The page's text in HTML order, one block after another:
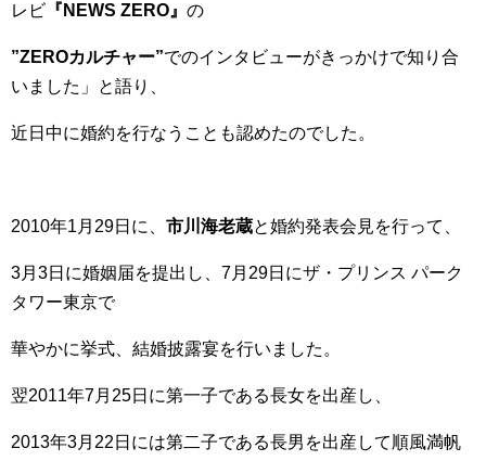
レビ 『NEWS ZERO』 の
”ZEROカルチャー”でのインタビューがきっかけで知り合
いました」と語り、
近日中に婚約を行なうことも認めたのでした。
2010年1月29日に、 市川海老蔵と婚約発表会見を行って、
3月3日に婚姻届を提出し、7月29日にザ・プリンス パーク
タワー東京で
華やかに挙式、結婚披露宴を行いました。
翌2011年7月25日に第一子である長女を出産し、
2013年3月22日には第二子である長男を出産して順風満帆